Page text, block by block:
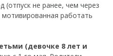
(отпуск не ранее, чем через
работать
(девочке 8 лет и